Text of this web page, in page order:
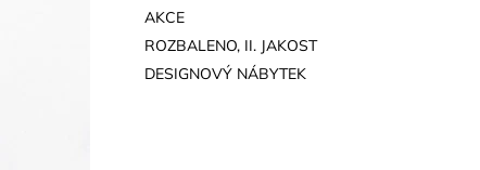
AKCE
ROZBALENO, II. JAKOST
DESIGNOVÝ NÁBYTEK